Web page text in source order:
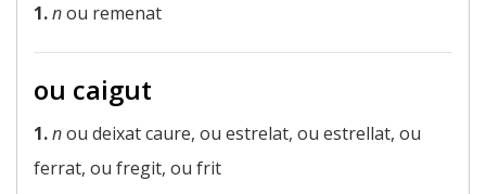
1.nou remenat
ou caigut
1.nou deixat caure, ou estrelat, ou estrellat, ou
ferrat, ou fregit, ou frit